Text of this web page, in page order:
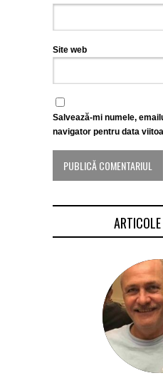
Site web
Salvează-mi numele,
navigator pentru data